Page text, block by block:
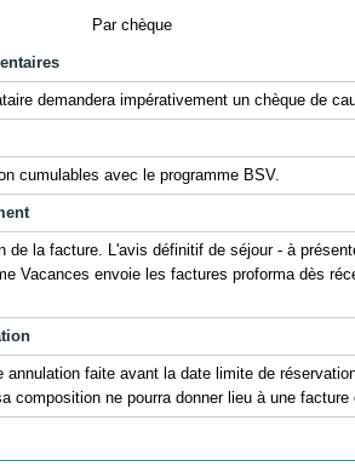
Par chèque
demandera impérativement un chèque de
cumulables avec le programme BSV.
de la facture. L'avis définitif de séjour - à
Vacances envoie les factures proforma dès
annulation faite avant la date limite de
composition ne pourra donner lieu à une